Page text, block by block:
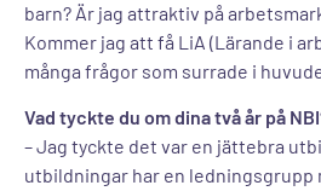
barn? Är jag attraktiv på
Kommer jag att få LiA (Lärande i
många frågor som surrade i
Vad tyckte du om dina två år på
– Jag tyckte det var en jättebra
utbildningar har en ledningsgrupp